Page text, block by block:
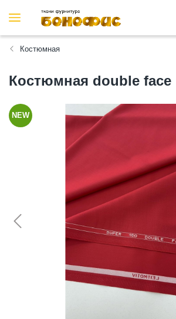
Костюмная
Костюмная double
NEW